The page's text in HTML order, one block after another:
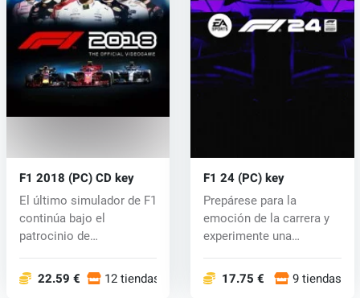
F1 2018 (PC) CD key
El último simulador de F1
continúa bajo el
patrocinio de
22.59 € 12 tiendas
F1 24 (PC) key
Prepárese para la
emoción de la carrera y
experimente una
17.75 € 9 tiendas